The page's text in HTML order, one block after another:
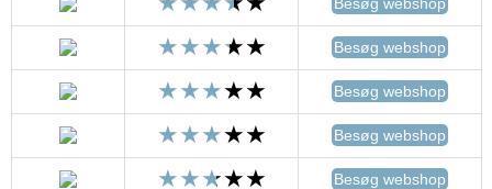
Besøg webshop
Besøg webshop
Besøg webshop
Besøg webshop